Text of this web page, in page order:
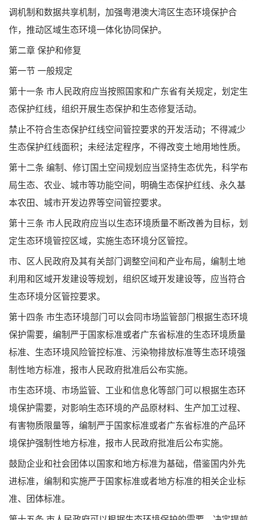
调机制和数据共享机制，加强粤港澳大湾区生态环境保护合
作，推动区域生态环境一体化协同保护。
第二章 保护和修复
第一节 一般规定
第十一条 市人民政府应当按照国家和广东省有关规定，划定生
态保护红线，组织开展生态保护和生态修复活动。
禁止不符合生态保护红线空间管控要求的开发活动；不得减少
生态保护红线面积；未经法定程序，不得改变土地用地性质。
第十二条 编制、修订国土空间规划应当坚持生态优先，科学布
局生态、农业、城市等功能空间，明确生态保护红线、永久基
本农田、城市开发边界等空间管控要求。
第十三条 市人民政府应当以生态环境质量不断改善为目标，划
定生态环境管控区域，实施生态环境分区管控。
市、区人民政府及其有关部门调整空间和产业布局，编制土地
利用和区域开发建设等规划，组织区域开发建设等，应当符合
生态环境分区管控要求。
第十四条 市生态环境部门可以会同市场监管部门根据生态环境
保护需要，编制严于国家标准或者广东省标准的生态环境质量
标准、生态环境风险管控标准、污染物排放标准等生态环境强
制性地方标准，报市人民政府批准后公布实施。
市生态环境、市场监管、工业和信息化等部门可以根据生态环
境保护需要，对影响生态环境的产品原材料、生产加工过程、
有害物质限量等，编制严于国家标准或者广东省标准的产品环
境保护强制性地方标准，报市人民政府批准后公布实施。
鼓励企业和社会团体以国家和地方标准为基础，借鉴国内外先
进标准，编制和实施严于国家标准或者地方标准的相关企业标
准、团体标准。